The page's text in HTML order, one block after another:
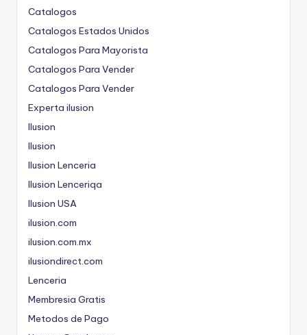
Catalogos
Catalogos Estados Unidos
Catalogos Para Mayorista
Catalogos Para Vender
Catalogos Para Vender
Experta ilusion
Ilusion
Ilusion
Ilusion Lenceria
Ilusion Lenceriqa
Ilusion USA
ilusion.com
ilusion.com.mx
ilusiondirect.com
Lenceria
Membresia Gratis
Metodos de Pago